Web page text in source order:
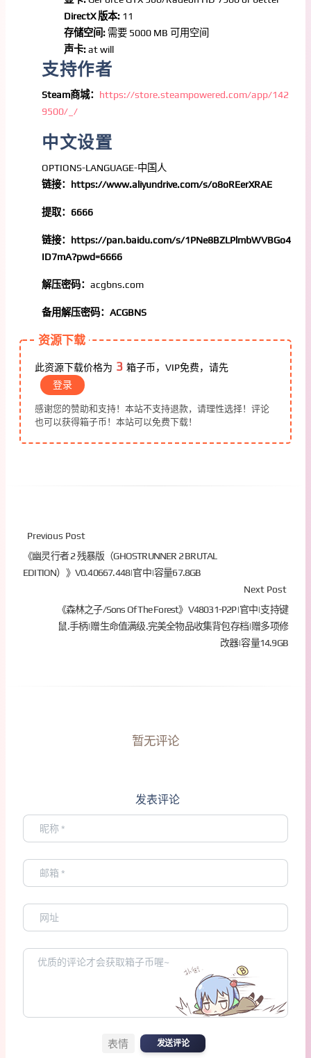
DirectX 版本: 11
存储空间: 需要 5000 MB 可用空间
声卡:at will
支持作者
Steam商城： https://store.steampowered.com/app/142
9500/_/
中文设置
OPTIONS-LANGUAGE-中国人
链接：https://www.aliyundrive.com/s/o8oREerXRAE
提取：6666
链接：https://pan.baidu.com/s/1PNe8BZLPlmbWVBGo4
ID7mA?pwd=6666
解压密码： acgbns.com
备用解压密码：ACGBNS
资源下载
此资源下载价格为 3 箱子币，VIP免费，请先
登录
感谢您的赞助和支持！本站不支持退款，请理性选择！评论
也可以获得箱子币！本站可以免费下载！
Previous Post
《幽灵行者 2 残暴版（GHOSTRUNNER 2 BRUTAL
EDITION）》V0.40667.448|官中|容量67.8GB
Next Post
《森林之子/Sons Of The Forest》V48031-P2P|官中|支持键
鼠.手柄|赠生命值满级.完美全物品收集背包存档|赠多项修
改器|容量14.9GB
暂无评论
发表评论
表情 发送评论